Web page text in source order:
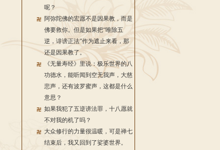
呢？
阿弥陀佛的宏愿不是因果教，而是
佛要救你。但是如果把“唯除五
逆，诽谤正法”作为遮止来看，那
还是因果教了。
《无量寿经》里说：极乐世界的八
功德水，能听闻到空无我声，大慈
悲声，还有波罗蜜声，这都是什么
意思？
如果我犯了五逆谤法罪，十八愿就
不对我的机了吗？
大众修行的力量很温暖，可是禅七
结束后，我又回到了娑婆世界。